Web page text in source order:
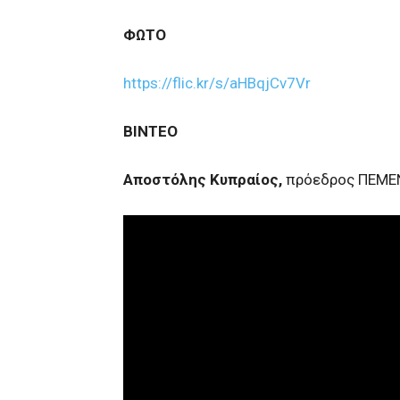
ΦΩΤΟ
https://flic.kr/s/aHBqjCv7Vr
ΒΙΝΤΕΟ
Αποστόλης Κυπραίος, πρόεδρος